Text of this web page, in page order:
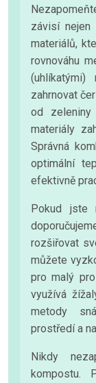
závisí
materiálů,
rovnováhu
(uhlíkatými)
zahrnovat
od zeleniny
materiály
Správná
optimální
efektivně
Pokud jste
rozšiřovat
můžete
pro malý
využívá
metody
prostředí a
Nikdy
kompostu.